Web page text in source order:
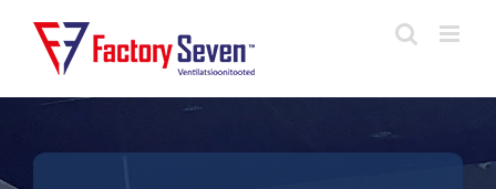
content